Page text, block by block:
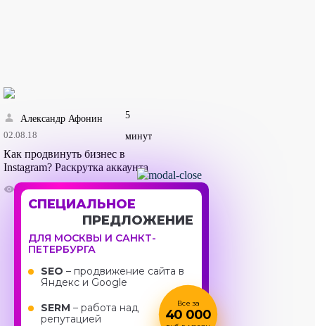
Александр Афонин
02.08.18
5
минут
Как продвинуть бизнес в
Instagram? Раскрутка аккаунта
1785 248
СПЕЦИАЛЬНОЕ
ПРЕДЛОЖЕНИЕ
ДЛЯ МОСКВЫ И САНКТ-
ПЕТЕРБУРГА
SEO – продвижение сайта в
Яндекс и Google
SERM – работа над
репутацией
Все за
40 000